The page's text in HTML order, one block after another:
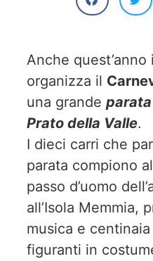
Anche
organizza il
una grande
Prato della Valle.
I dieci carri che
parata compiono
passo d’uomo
all’Isola Memmia,
musica e
figuranti in